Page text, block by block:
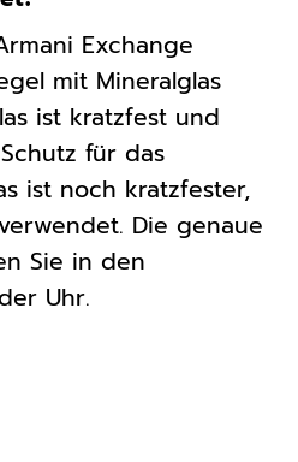
Exchange
mit Mineralglas
ist kratzfest und
für das
ist noch kratzfester,
Die genaue
Sie in den
Uhr.